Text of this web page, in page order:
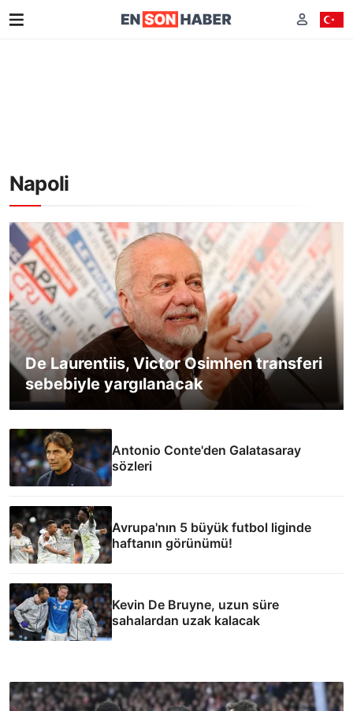
Napoli
De Laurentiis, Victor Osimhen transferi
sebebiyle yargılanacak
Antonio Conte'den Galatasaray
sözleri
Avrupa'nın 5 büyük futbol liginde
haftanın görünümü!
Kevin De Bruyne, uzun süre
sahalardan uzak kalacak